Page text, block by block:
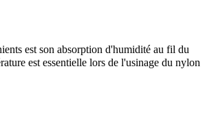
est son absorption d'humidité au fil du
est essentielle lors de l'usinage du nylon